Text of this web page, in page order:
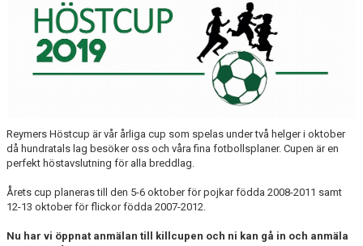
MATERIAL
KÖPA MATCHTRÖJA
FÖRSÄKRING
AVGIFTER
FÖRENINGSCERTIFIKAT
Reymers Höstcup är vår årliga cup som spelas under två helger i oktober
då hundratals lag besöker oss och våra fina fotbollsplaner. Cupen är en
perfekt höstavslutning för alla breddlag.
Årets cup planeras till den 5-6 oktober för pojkar födda 2008-2011 samt
12-13 oktober för flickor födda 2007-2012.
Nu har vi öppnat anmälan till killcupen och ni kan gå in och anmäla